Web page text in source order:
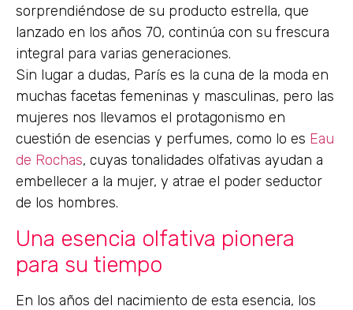
sorprendiéndose de su producto estrella, que
lanzado en los años 70, continúa con su frescura
integral para varias generaciones.
Sin lugar a dudas, París es la cuna de la moda en
muchas facetas femeninas y masculinas, pero las
mujeres nos llevamos el protagonismo en
cuestión de esencias y perfumes, como lo es Eau
de Rochas, cuyas tonalidades olfativas ayudan a
embellecer a la mujer, y atrae el poder seductor
de los hombres.
Una esencia olfativa pionera
para su tiempo
En los años del nacimiento de esta esencia, los